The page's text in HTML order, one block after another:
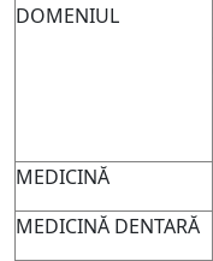
DOMENIUL
MEDICINĂ
MEDICINĂ DENTARĂ